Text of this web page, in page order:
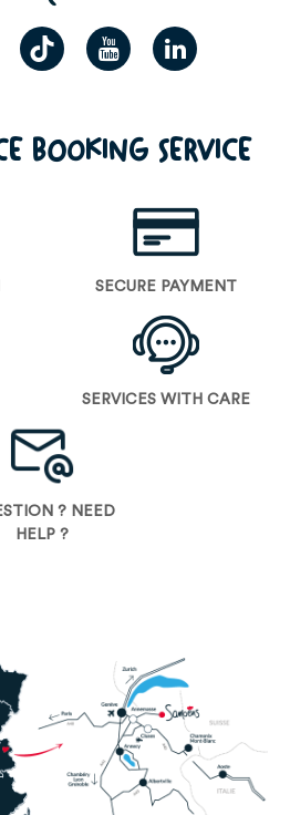
BOOKING SERVICE
SECURE PAYMENT
SERVICES WITH CARE
? NEED
HELP ?